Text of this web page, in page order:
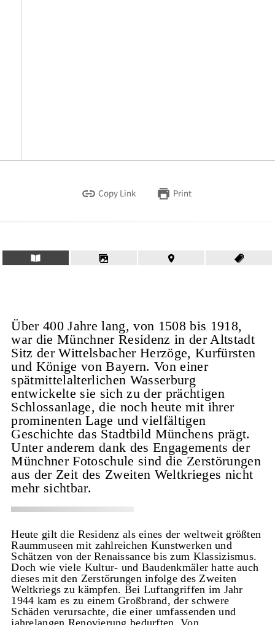
Copy Link Print
Über 400 Jahre lang, von 1508 bis 1918,
war die Münchner Residenz in der Altstadt
Sitz der Wittelsbacher Herzöge, Kurfürsten
und Könige von Bayern. Von einer
spätmittelalterlichen Wasserburg
entwickelte sie sich zu der prächtigen
Schlossanlage, die noch heute mit ihrer
prominenten Lage und vielfältigen
Geschichte das Stadtbild Münchens prägt.
Unter anderem dank des Engagements der
Münchner Fotoschule sind die Zerstörungen
aus der Zeit des Zweiten Weltkrieges nicht
mehr sichtbar.
Heute gilt die Residenz als eines der weltweit größten
Raummuseen mit zahlreichen Kunstwerken und
Schätzen von der Renaissance bis zum Klassizismus.
Doch wie viele Kultur- und Baudenkmäler hatte auch
dieses mit den Zerstörungen infolge des Zweiten
Weltkriegs zu kämpfen. Bei Luftangriffen im Jahr
1944 kam es zu einem Großbrand, der schwere
Schäden verursachte, die einer umfassenden und